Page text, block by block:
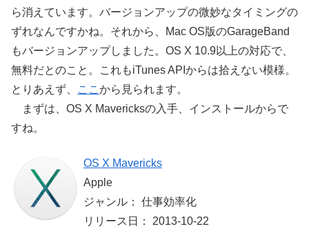
ら消えています。バージョンアップの微妙なタイミングの
ずれなんですかね。それから、Mac OS版のGarageBand
もバージョンアップしました。OS X 10.9以上の対応で、
無料だとのこと。これもiTunes APIからは拾えない模様。
とりあえず、
ここ から見られます。
まずは、OS X Mavericksの入手、インストールからで
すね。
OS X Mavericks
Apple
ジャンル： 仕事効率化
リリース日： 2013-10-22